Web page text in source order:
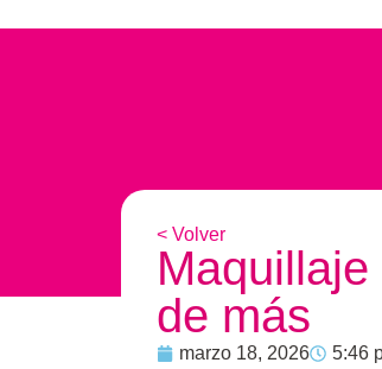
< Volver
de más
marzo 18, 2026
5:46